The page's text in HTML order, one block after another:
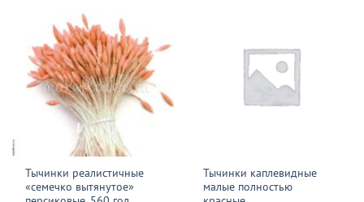
Тычинки реалистичные
«семечко вытянутое»
Тычинки каплевидные
малые полностью